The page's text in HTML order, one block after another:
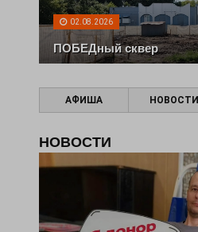
02.08.2026
ПОБЕДный сквер
АФИША НОВОСТИ
НОВОСТИ